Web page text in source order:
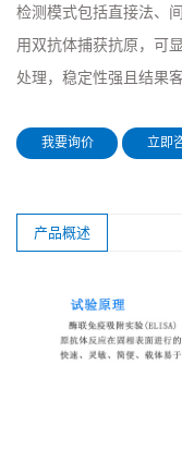
检测模式包括直接法、
用双抗体捕获抗原，可
处理，稳定性强且结果
我要询价 立即
产品概述